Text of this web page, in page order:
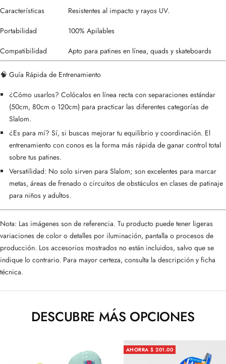
Características
Resistentes al impacto y rayos UV.
Portabilidad
100% Apilables
Compatibilidad
Apto para patines en línea, quads y skateboards
🧠 Guía Rápida de Entrenamiento
¿Cómo usarlos? Colócalos en línea recta con separaciones estándar
(50cm, 80cm o 120cm) para practicar las diferentes categorías de
Slalom.
¿Es para mí? Sí, si buscas mejorar tu equilibrio y coordinación. El
entrenamiento con conos es la forma más rápida de ganar control total
sobre tus patines.
Versatilidad: No solo sirven para Slalom; son excelentes para marcar
metas, áreas de frenado o circuitos de obstáculos en clases de patinaje
para niños y adultos.
Nota: Las imágenes son de referencia. Tu producto puede tener ligeras
variaciones de color o detalles por iluminación, pantalla o procesos de
producción. Los accesorios mostrados no están incluidos, salvo que se
indique lo contrario. Para mayor certeza, consulta la descripción y ficha
técnica.
DESCUBRE MÁS OPCIONES
AHORRA $ 201.00